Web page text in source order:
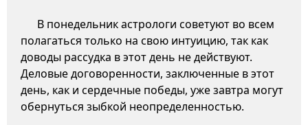
В понедельник астрологи советуют во всем
полагаться только на свою интуицию, так как
доводы рассудка в этот день не действуют.
Деловые договоренности, заключенные в этот
день, как и сердечные победы, уже завтра могут
обернуться зыбкой неопределенностью.